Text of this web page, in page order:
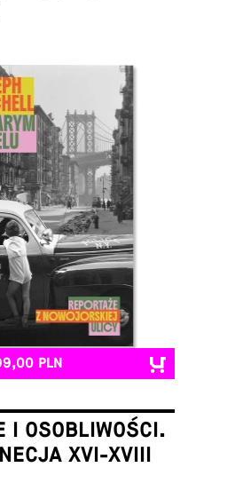
PLN
I OSOBLIWOŚCI.
XVI-XVIII